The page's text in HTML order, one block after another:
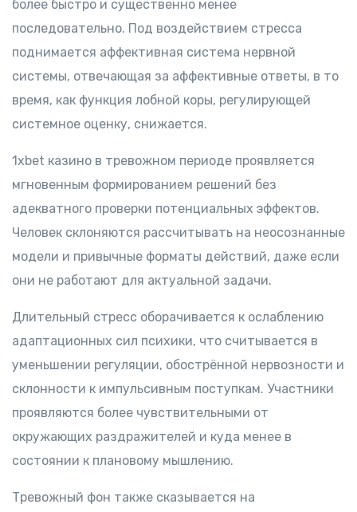
более быстро и существенно менее
последовательно. Под воздействием стресса
поднимается аффективная система нервной
системы, отвечающая за аффективные ответы, в то
время, как функция лобной коры, регулирующей
системное оценку, снижается.
1xbet казино в тревожном периоде проявляется
мгновенным формированием решений без
адекватного проверки потенциальных эффектов.
Человек склоняются рассчитывать на неосознанные
модели и привычные форматы действий, даже если
они не работают для актуальной задачи.
Длительный стресс оборачивается к ослаблению
адаптационных сил психики, что считывается в
уменьшении регуляции, обострённой нервозности и
склонности к импульсивным поступкам. Участники
проявляются более чувствительными от
окружающих раздражителей и куда менее в
состоянии к плановому мышлению.
Тревожный фон также сказывается на